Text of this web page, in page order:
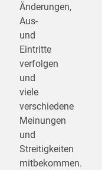
Änderungen,
Aus-
und
Eintritte
verfolgen
und
viele
verschiedene
Meinungen
und
Streitigkeiten
mitbekommen.